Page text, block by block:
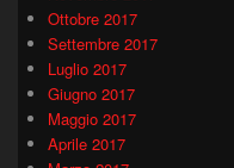
Ottobre 2017
Settembre 2017
Luglio 2017
Giugno 2017
Maggio 2017
Aprile 2017